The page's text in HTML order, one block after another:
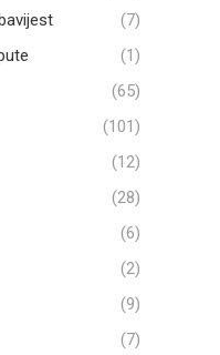
(7)
(1)
(65)
(101)
(12)
(28)
(6)
(2)
(9)
(7)